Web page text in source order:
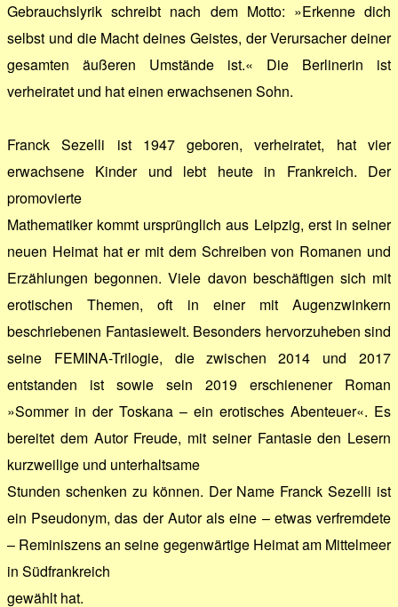
Gebrauchslyrik schreibt nach dem Motto: »Erkenne dich
selbst und die Macht deines Geistes, der Verursacher deiner
gesamten äußeren Umstände ist.« Die Berlinerin ist
verheiratet und hat einen erwachsenen Sohn.
Franck Sezelli ist 1947 geboren, verheiratet, hat vier
erwachsene Kinder und lebt heute in Frankreich. Der
promovierte
Mathematiker kommt ursprünglich aus Leipzig, erst in seiner
neuen Heimat hat er mit dem Schreiben von Romanen und
Erzählungen begonnen. Viele davon beschäftigen sich mit
erotischen Themen, oft in einer mit Augenzwinkern
beschriebenen Fantasiewelt. Besonders hervorzuheben sind
seine FEMINA-Trilogie, die zwischen 2014 und 2017
entstanden ist sowie sein 2019 erschienener Roman
»Sommer in der Toskana – ein erotisches Abenteuer«. Es
bereitet dem Autor Freude, mit seiner Fantasie den Lesern
kurzweilige und unterhaltsame
Stunden schenken zu können. Der Name Franck Sezelli ist
ein Pseudonym, das der Autor als eine – etwas verfremdete
– Reminiszens an seine gegenwärtige Heimat am Mittelmeer
in Südfrankreich
gewählt hat.